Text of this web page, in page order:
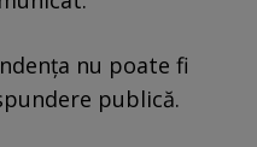
nu poate fi
publică.